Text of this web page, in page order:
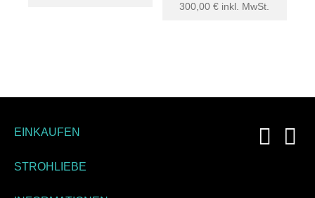
300,00€ inkl. MwSt.
EINKAUFEN
STROHLIEBE